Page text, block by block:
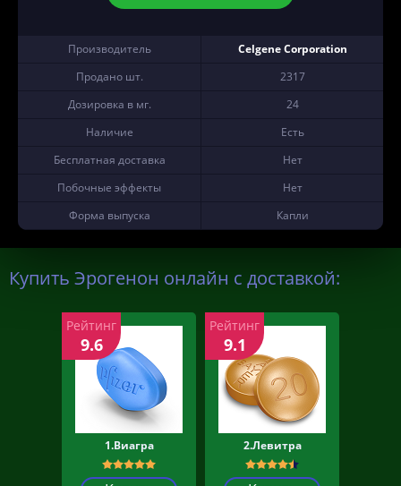
Производитель
Celgene Corporation
Продано шт.
2317
Дозировка в мг.
24
Наличие
Есть
Бесплатная доставка
Нет
Побочные эффекты
Нет
Форма выпуска
Капли
Купить Эрогенон онлайн с доставкой:
1.Виагра
Рейтинг
9.6
2.Левитра
Рейтинг
9.1